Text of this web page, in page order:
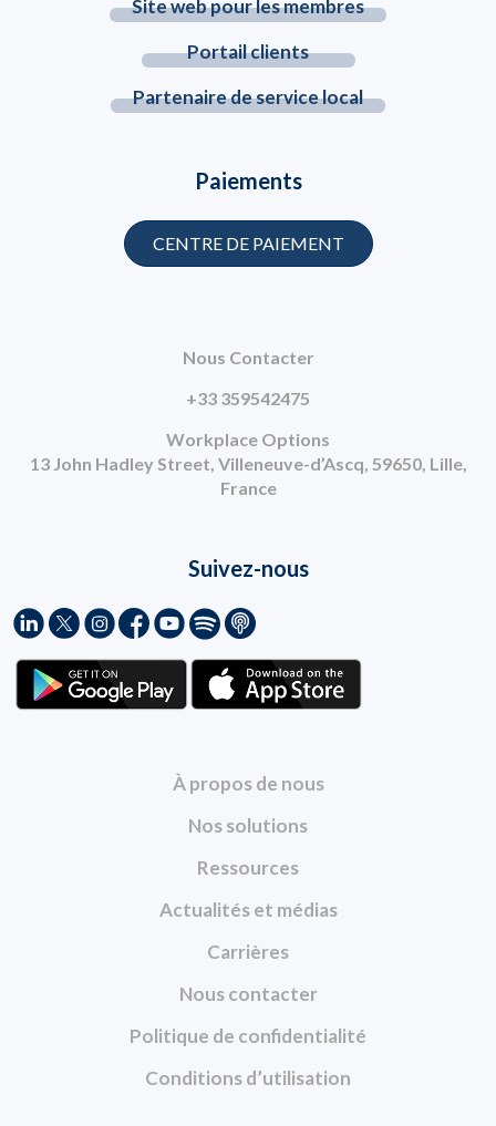
À propos de nous
Nos solutions
Ressources
Actualités et médias
Carrières
Nous contacter
Politique de confidentialité
Conditions d’utilisation
Site web pour les membres
Portail clients
Partenaire de service local
Nous Contacter
+33 359542475
Workplace Options
13 John Hadley Street, Villeneuve-d’Ascq, 59650, Lille,
France
Paiements
CENTRE DE PAIEMENT
Suivez-nous